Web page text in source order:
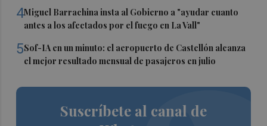
4Miguel Barrachina insta al Gobierno a "ayudar cuanto
antes a los afectados por el fuego en La Vall"
5Sof-IA en un minuto: el aeropuerto de Castellón alcanza
el mejor resultado mensual de pasajeros en julio
Suscríbete al canal de